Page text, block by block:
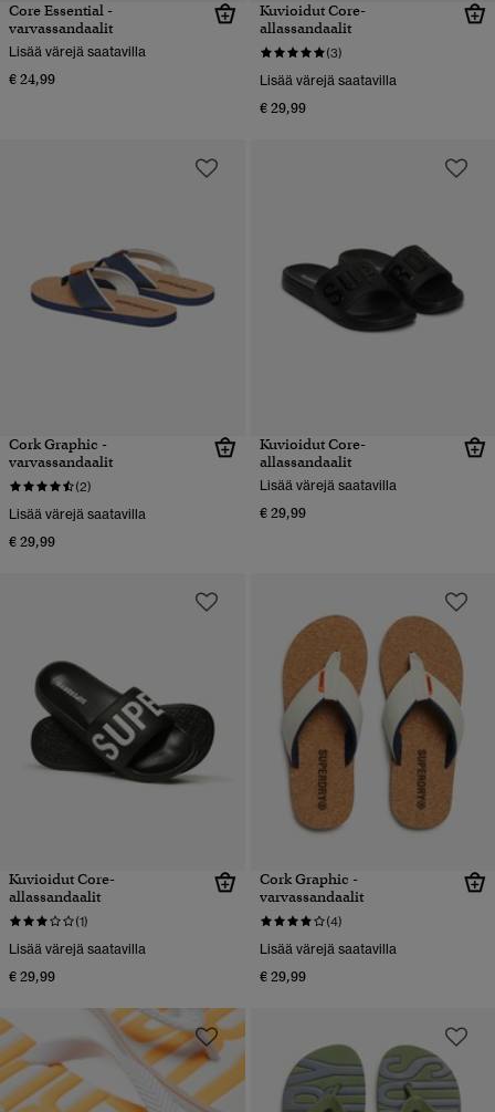
Core Essential -
varvassandaalit
Lisää värejä saatavilla
€ 24,99
Kuvioidut Core-
allassandaalit
(3)
Lisää värejä saatavilla
€ 29,99
Cork Graphic -
varvassandaalit
(2)
Lisää värejä saatavilla
€ 29,99
Kuvioidut Core-
allassandaalit
Lisää värejä saatavilla
€ 29,99
Kuvioidut Core-
allassandaalit
(1)
Lisää värejä saatavilla
€ 29,99
Cork Graphic -
varvassandaalit
(4)
Lisää värejä saatavilla
€ 29,99